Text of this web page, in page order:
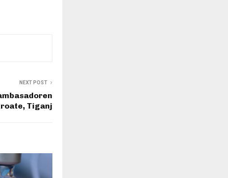
NEXT POST
Tiganj